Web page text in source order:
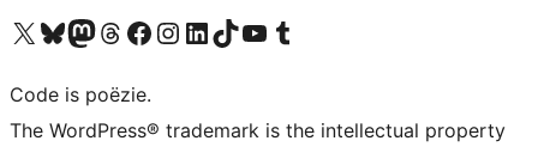
Bezoek ons X (voorheen Twitter) account
Bezoek ons Bluesky account
Bezoek ons Mastodon account
Bezoek ons Threads account
Onze Facebook pagina bezoeken
Bezoek ons Instagram account
Bezoek ons LinkedIn account
Bezoek ons TikTok account
Bezoek ons YouTube kanaalBezoek ons Tumblr account
Code is poëzie.
The WordPress® trademark is the intellectual property